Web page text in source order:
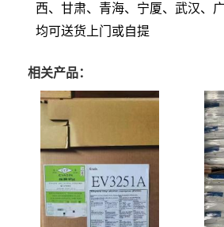
西、甘肃、青海、宁厦、武汉、
均可送货上门或自提
相关产品：